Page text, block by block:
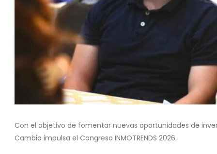
Con el objetivo de fomentar nuevas oportunidades de
Cambio impulsa el Congreso INMOTRENDS 2026.